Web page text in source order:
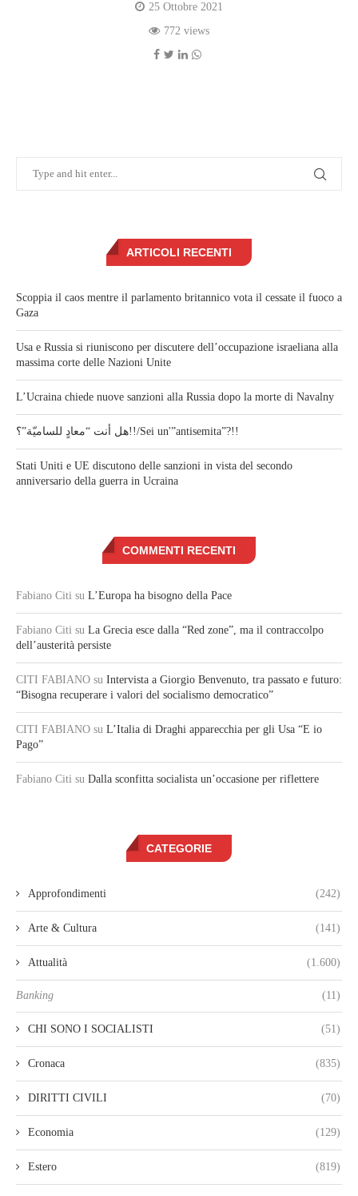
25 Ottobre 2021
772 views
ARTICOLI RECENTI
Scoppia il caos mentre il parlamento britannico vota il cessate il fuoco a
Gaza
Usa e Russia si riuniscono per discutere dell’occupazione israeliana alla
massima corte delle Nazioni Unite
L’Ucraina chiede nuove sanzioni alla Russia dopo la morte di Navalny
هل أنت “معادٍ للساميّة”؟!!/Sei un'”antisemita”?!!
Stati Uniti e UE discutono delle sanzioni in vista del secondo
anniversario della guerra in Ucraina
COMMENTI RECENTI
Fabiano Citi su L’Europa ha bisogno della Pace
Fabiano Citi su La Grecia esce dalla “Red zone”, ma il contraccolpo
dell’austerità persiste
CITI FABIANO su Intervista a Giorgio Benvenuto, tra passato e futuro:
“Bisogna recuperare i valori del socialismo democratico”
CITI FABIANO su L’Italia di Draghi apparecchia per gli Usa “E io
Pago”
Fabiano Citi su Dalla sconfitta socialista un’occasione per riflettere
CATEGORIE
Approfondimenti (242)
Arte & Cultura (141)
Attualità (1.600)
Banking (11)
CHI SONO I SOCIALISTI (51)
Cronaca (835)
DIRITTI CIVILI (70)
Economia (129)
Estero (819)